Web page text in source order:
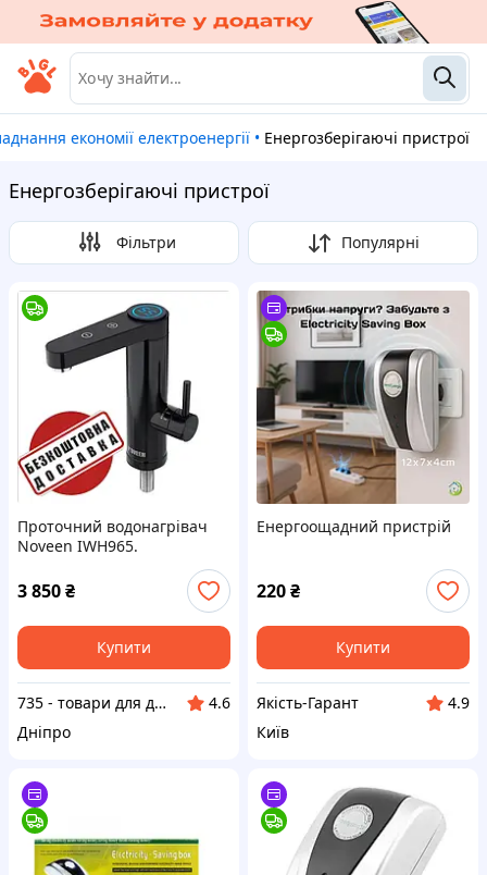
економії електроенергії • Енергозберігаючі пристрої
Енергозберігаючі пристрої
Фільтри Популярні
Проточний водонагрівач
Noveen IWH965.
Енергоощадний пристрій.
3 850₴
Купити
735 - товари для дому, медичне та технічне обладнання з доставкою по Україні
4.6
Дніпро
Енергоощадний пристрій
220₴
Купити
Якість-Гарант
4.9
Київ